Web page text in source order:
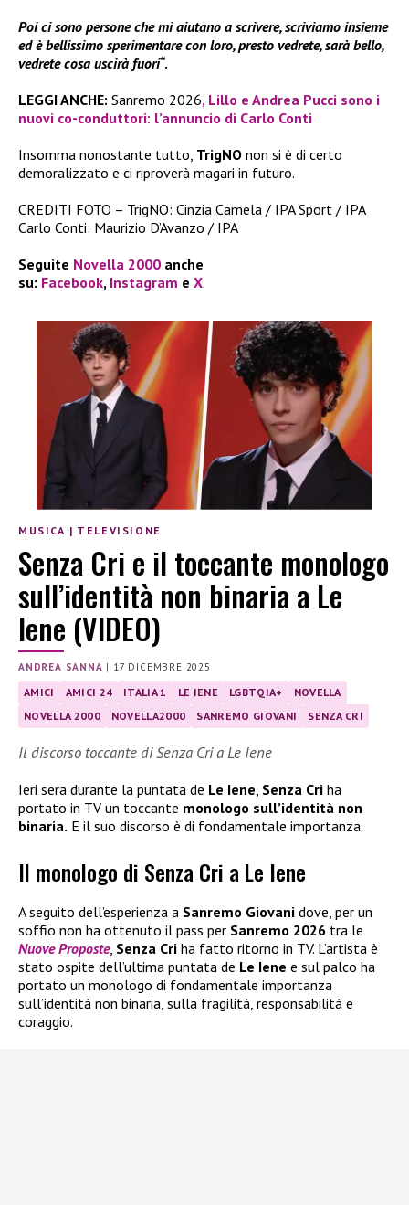
Poi ci sono persone che mi aiutano a scrivere, scriviamo insieme
ed è bellissimo sperimentare con loro, presto vedrete, sarà bello,
vedrete cosa uscirà fuori“.
LEGGI ANCHE: Sanremo 2026, Lillo e Andrea Pucci sono i
nuovi co-conduttori: l’annuncio di Carlo Conti
Insomma nonostante tutto, TrigNO non si è di certo
demoralizzato e ci riproverà magari in futuro.
CREDITI FOTO – TrigNO: Cinzia Camela / IPA Sport / IPA
Carlo Conti: Maurizio D’Avanzo / IPA
Seguite Novella 2000 anche
su: Facebook, Instagram e X.
MUSICA | TELEVISIONE
Senza Cri e il toccante monologo
sull’identità non binaria a Le
Iene (VIDEO)
ANDREA SANNA | 17 DICEMBRE 2025
AMICI AMICI 24 ITALIA 1 LE IENE LGBTQIA+
NOVELLA
NOVELLA 2000
NOVELLA2000 SANREMO GIOVANI SENZA CRI
Il discorso toccante di Senza Cri a Le Iene
Ieri sera durante la puntata de Le Iene Senza Cri ha
portato in TV un toccante monologo sull’identità non
binaria. E il suo discorso è di fondamentale importanza.
Il monologo di Senza Cri a Le Iene
A seguito dell’esperienza a Sanremo Giovani dove, per un
soffio non ha ottenuto il pass per Sanremo 2026 tra le
Nuove Proposte, Senza Cri ha fatto ritorno in TV. L’artista è
stato ospite dell’ultima puntata de Le Iene e sul palco ha
portato un monologo di fondamentale importanza
sull’identità non binaria, sulla fragilità, responsabilità e
coraggio.